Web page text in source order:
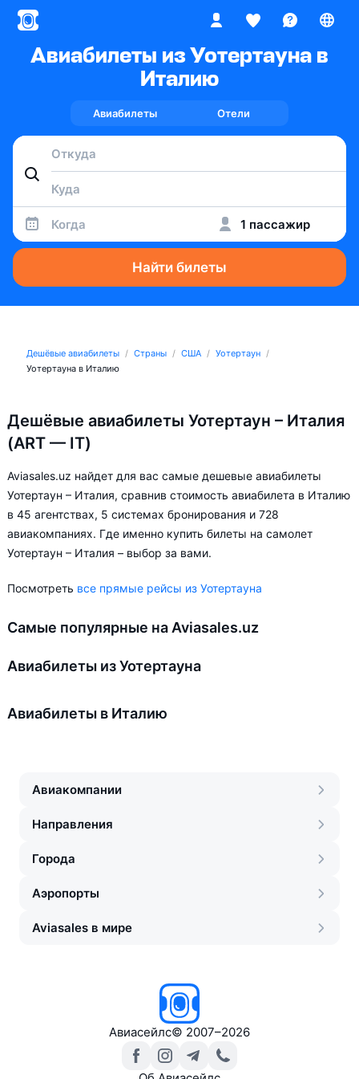
Авиабилеты из Уотертауна в
Италию
Авиабилеты Отели
Когда 1 пассажир
Найти билеты
Дешёвые авиабилеты Страны США
Уотертаун
Уотертауна в Италию
Дешёвые авиабилеты Уотертаун – Италия
(ART — IT)
Aviasales.uz найдет для вас самые дешевые авиабилеты
Уотертаун – Италия, сравнив стоимость авиабилета в Италию
в 45 агентствах, 5 системах бронирования и 728
авиакомпаниях. Где именно купить билеты на самолет
Уотертаун – Италия – выбор за вами.
Посмотреть все прямые рейсы из Уотертауна
Самые популярные на Aviasales.uz
Авиабилеты из Уотертауна
Авиабилеты в Италию
Авиакомпании
Направления
Города
Аэропорты
Aviasales в мире
Авиасейлс© 2007–2026